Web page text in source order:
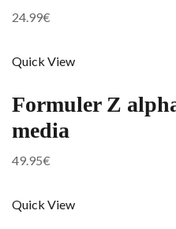
24.99€
Quick View
Formuler Z
media
49.95€
Quick View